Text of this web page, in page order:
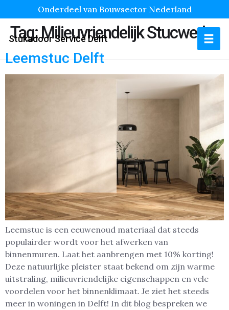
Onderdeel van Bouwsector Nederland
Stukadoor Service Delft
Tag:Milieuvriendelijk Stucwerk
Leemstuc Delft
Leemstuc is een eeuwenoud materiaal dat steeds
populairder wordt voor het afwerken van
binnenmuren. Laat het aanbrengen met 10% korting!
Deze natuurlijke pleister staat bekend om zijn warme
uitstraling, milieuvriendelijke eigenschappen en vele
voordelen voor het binnenklimaat. Je ziet het steeds
meer in woningen in Delft! In dit blog bespreken we